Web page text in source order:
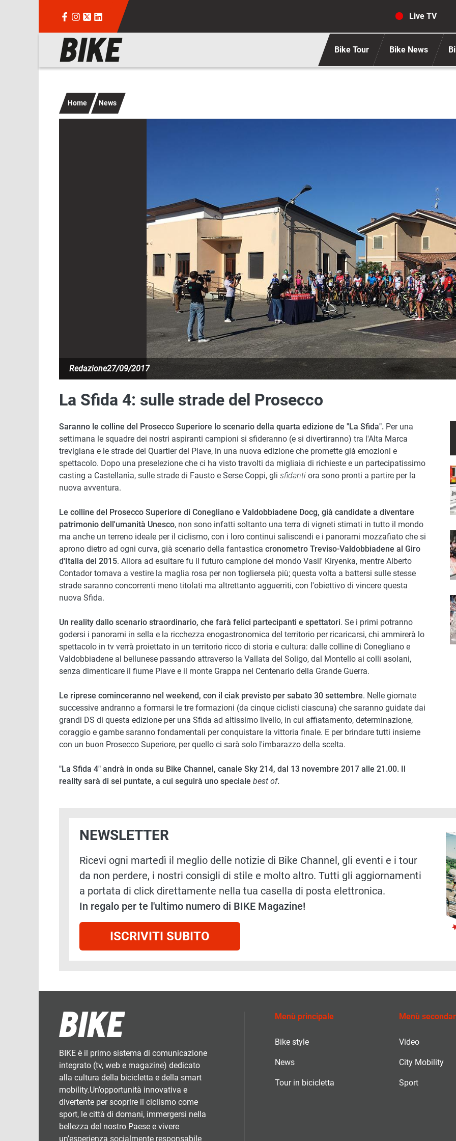
Live TV
Navigazione principale Bike Tour Bike News
Home News
Redazione27/09/2017
La Sfida 4: sulle strade del Prosecco
Saranno le colline del Prosecco Superiore lo scenario della quarta edizione de "La Sfida". Per una
settimana le squadre dei nostri aspiranti campioni si sfideranno (e si divertiranno) tra l'Alta Marca
trevigiana e le strade del Quartier del Piave, in una nuova edizione che promette già emozioni e
spettacolo. Dopo una preselezione che ci ha visto travolti da migliaia di richieste e un partecipatissimo
casting a Castellanìa, sulle strade di Fausto e Serse Coppi, gli sfidanti ora sono pronti a partire per la
nuova avventura.
Le colline del Prosecco Superiore di Conegliano e Valdobbiadene Docg, già candidate a diventare
patrimonio dell'umanità Unesco, non sono infatti soltanto una terra di vigneti stimati in tutto il mondo
ma anche un terreno ideale per il ciclismo, con i loro continui saliscendi e i panorami mozzafiato che si
aprono dietro ad ogni curva, già scenario della fantastica cronometro Treviso-Valdobbiadene al Giro
d'Italia del 2015. Allora ad esultare fu il futuro campione del mondo Vasil' Kiryenka, mentre Alberto
Contador tornava a vestire la maglia rosa per non togliersela più; questa volta a battersi sulle stesse
strade saranno concorrenti meno titolati ma altrettanto agguerriti, con l'obiettivo di vincere questa
nuova Sfida.
Un reality dallo scenario straordinario, che farà felici partecipanti e spettatori. Se i primi potranno
godersi i panorami in sella e la ricchezza enogastronomica del territorio per ricaricarsi, chi ammirerà lo
spettacolo in tv verrà proiettato in un territorio ricco di storia e cultura: dalle colline di Conegliano e
Valdobbiadene al bellunese passando attraverso la Vallata del Soligo, dal Montello ai colli asolani,
senza dimenticare il fiume Piave e il monte Grappa nel Centenario della Grande Guerra.
Le riprese cominceranno nel weekend, con il ciak previsto per sabato 30 settembre. Nelle giornate
successive andranno a formarsi le tre formazioni (da cinque ciclisti ciascuna) che saranno guidate dai
grandi DS di questa edizione per una Sfida ad altissimo livello, in cui affiatamento, determinazione,
coraggio e gambe saranno fondamentali per conquistare la vittoria finale. E per brindare tutti insieme
con un buon Prosecco Superiore, per quello ci sarà solo l'imbarazzo della scelta.
"La Sfida 4" andrà in onda su Bike Channel, canale Sky 214, dal 13 novembre 2017 alle 21.00. Il
reality sarà di sei puntate, a cui seguirà uno speciale best of.
NEWSLETTER
Ricevi ogni martedì il meglio delle notizie di Bike Channel, gli eventi e i tour
da non perdere, i nostri consigli di stile e molto altro. Tutti gli aggiornamenti
a portata di click direttamente nella tua casella di posta elettronica.
In regalo per te l'ultimo numero di BIKE Magazine!
ISCRIVITI SUBITO
BIKE è il primo sistema di comunicazione
integrato (tv, web e magazine) dedicato
alla cultura della bicicletta e della smart
mobility.Un’opportunità innovativa e
divertente per scoprire il ciclismo come
sport, le città di domani, immergersi nella
bellezza del nostro Paese e vivere
un’esperienza socialmente responsabile
Menù principale
Bike style
News
Tour in bicicletta
Menù
Video
City Mobility
Sport